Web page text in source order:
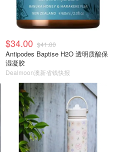
$34.00 $41.00
Antipodes Baptise H2O 透明质酸保
湿凝胶
Dealmoon澳新省钱快报